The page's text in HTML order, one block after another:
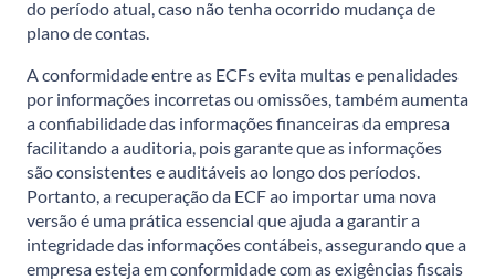
do período atual, caso não tenha ocorrido mudança de
plano de contas.
A conformidade entre as ECFs evita multas e penalidades
por informações incorretas ou omissões, também aumenta
a confiabilidade das informações financeiras da empresa
facilitando a auditoria, pois garante que as informações
são consistentes e auditáveis ao longo dos períodos.
Portanto, a recuperação da ECF ao importar uma nova
versão é uma prática essencial que ajuda a garantir a
integridade das informações contábeis, assegurando que a
empresa esteja em conformidade com as exigências fiscais